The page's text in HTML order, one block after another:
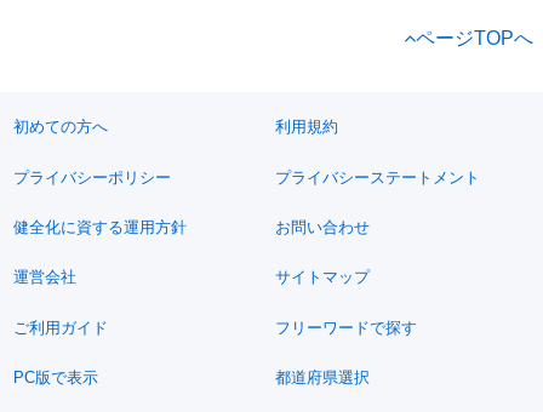
ページTOPへ
初めての方へ 利用規約
プライバシーポリシー プライバシーステートメント
健全化に資する運用方針 お問い合わせ
運営会社 サイトマップ
ご利用ガイド フリーワードで探す
PC版で表示 都道府県選択